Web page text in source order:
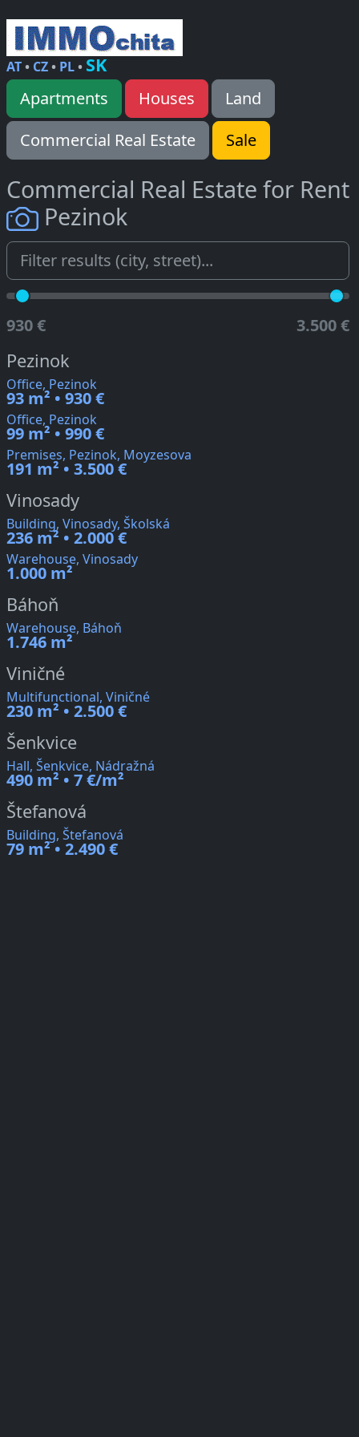
AT• CZ• PL• SK
Apartments Houses
Land
Commercial Real Estate
Sale
Commercial Real Estate for Rent
Pezinok
930 € 3.500 €
Pezinok
Office, Pezinok
93 m² • 930 €
Office, Pezinok
99 m² • 990 €
Premises, Pezinok, Moyzesova
191 m² • 3.500 €
Vinosady
Building, Vinosady, Školská
236 m² • 2.000 €
Warehouse, Vinosady
1.000 m²
Báhoň
Warehouse, Báhoň
1.746 m²
Viničné
Multifunctional, Viničné
230 m² • 2.500 €
Šenkvice
Hall, Šenkvice, Nádražná
490 m² • 7 €/m²
Štefanová
Building, Štefanová
79 m² • 2.490 €